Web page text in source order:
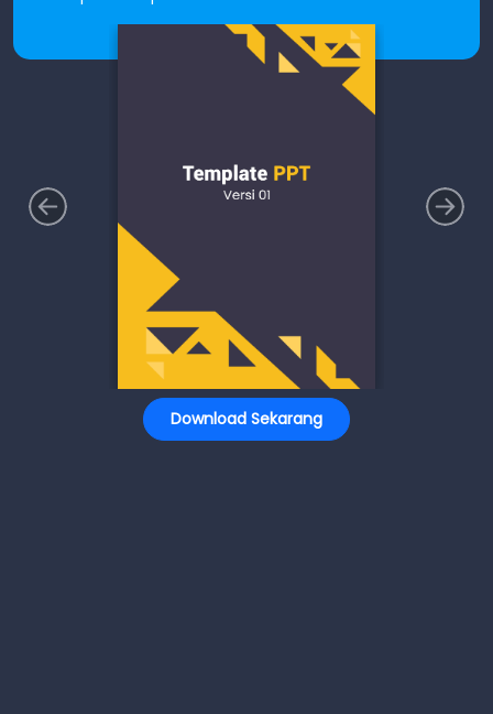
Download Sekarang